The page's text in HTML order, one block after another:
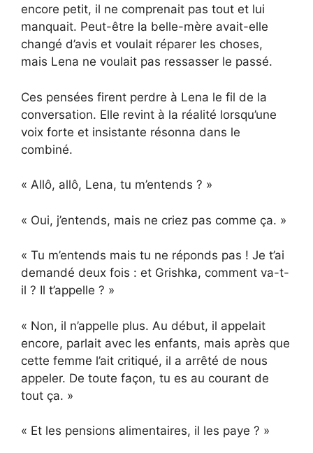
encore petit, il ne comprenait pas tout et lui
manquait. Peut-être la belle-mère avait-elle
changé d’avis et voulait réparer les choses,
mais Lena ne voulait pas ressasser le passé.
Ces pensées firent perdre à Lena le fil de la
conversation. Elle revint à la réalité lorsqu’une
voix forte et insistante résonna dans le
combiné.
« Allô, allô, Lena, tu m’entends ? »
« Oui, j’entends, mais ne criez pas comme ça. »
« Tu m’entends mais tu ne réponds pas ! Je t’ai
demandé deux fois : et Grishka, comment va-t-
il ? Il t’appelle ? »
« Non, il n’appelle plus. Au début, il appelait
encore, parlait avec les enfants, mais après que
cette femme l’ait critiqué, il a arrêté de nous
appeler. De toute façon, tu es au courant de
tout ça. »
« Et les pensions alimentaires, il les paye ? »